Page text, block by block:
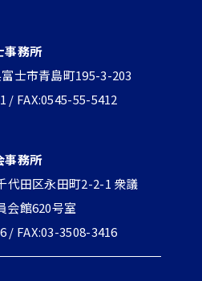
事務所
士市青島町195-3-203
/ FAX:0545-55-5412
事務所
田区永田町2-2-1 衆議
会館620号室
/ FAX:03-3508-3416